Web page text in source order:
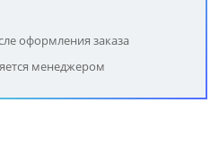
оформления заказа
менеджером